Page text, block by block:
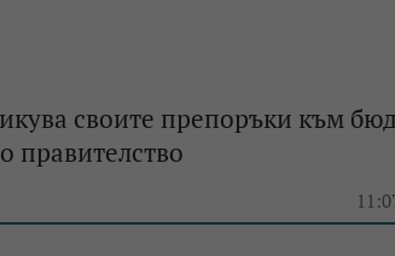
своите препоръки към
правителство